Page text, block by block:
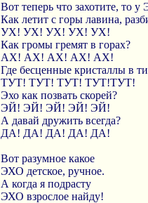
Вот теперь что захотите, то
Как летит с горы лавина,
УХ! УХ! УХ! УХ! УХ!
Как громы гремят в горах?
АХ! АХ! АХ! АХ! АХ!
Где бесценные кристаллы в
ТУТ! ТУТ! ТУТ! ТУТ!ТУТ!
Эхо как позвать скорей?
ЭЙ! ЭЙ! ЭЙ! ЭЙ! ЭЙ!
А давай дружить всегда?
ДА! ДА! ДА! ДА! ДА!
Вот разумное какое
ЭХО детское, ручное.
А когда я подрасту
ЭХО взрослое найду!